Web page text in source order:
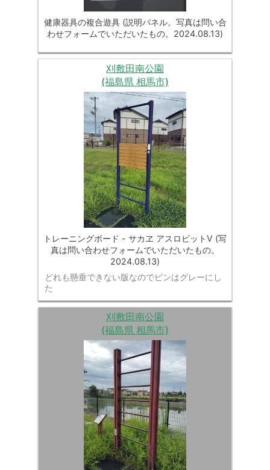
健康器具の複合遊具 (説明パネル。写真は問い合
わせフォームでいただいたもの。2024.08.13)
刈敷田南公園
(福島県 相馬市)
トレーニングボード - サカヱ アスロビットⅤ (写
真は問い合わせフォームでいただいたもの。
2024.08.13)
どれも懸垂できない版なのでピンはグレーにし
た
刈敷田南公園
(福島県 相馬市)